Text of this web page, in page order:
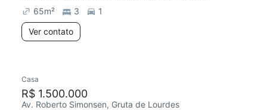
65m² 3
1
Ver contato
Casa
R$ 1.500.000
Av. Roberto Simonsen, Gruta de Lourdes